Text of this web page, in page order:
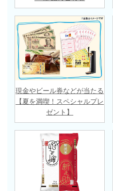
現金やビール券などが当たる
【夏を満喫！スペシャルプレ
ゼント】